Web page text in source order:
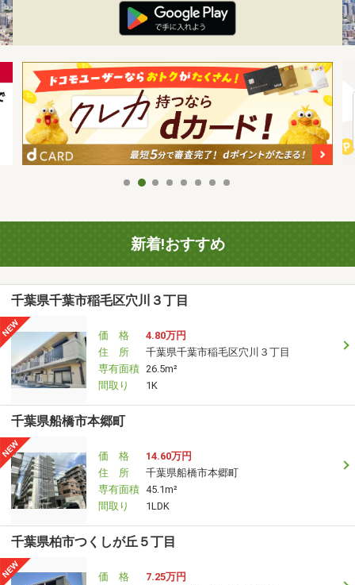
新着!おすすめ
千葉県千葉市稲毛区穴川３丁目
価 格
4.80万円
住 所
千葉県千葉市稲毛区穴川３丁目
専有面積 26.5m²
間取り
1K
千葉県船橋市本郷町
価 格
14.60万円
住 所
千葉県船橋市本郷町
専有面積 45.1m²
間取り
1LDK
千葉県柏市つくしが丘５丁目
価 格
7.25万円